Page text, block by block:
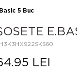
5 Buc
LEI